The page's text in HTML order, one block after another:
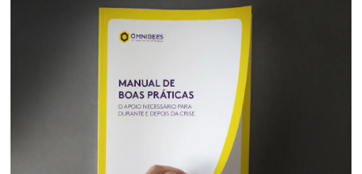
hipótesis de circunstancias imprevistas o de fuerza
previstas en el Código Civil (art. 393), en este caso la
de coronavirus, especialmente en casos de clientes
otros grupos de riesgo. Además, se recomienda a las
de turismo en general que ofrezcan flexibilidad y la
de negociar con el consumidor. Los consumidores, que
prudencia, sugieren que se solicite la reprogramación
de la cancelación, y piden que una crisis en el sector